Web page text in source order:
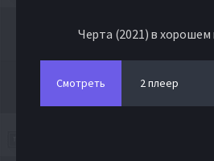
Черта (2021) в хорошем
Смотреть 2 плеер